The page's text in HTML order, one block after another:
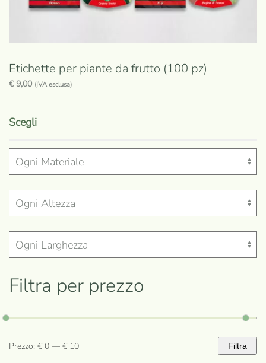
Etichette per piante da frutto (100 pz)
€9,00 (IVA esclusa)
Scegliprodotto
più
varianti.
Le
opzioni
possono
essere
scelte
pagina
prodotto
Filtra per prezzo
Prezzo
Prezzo
Filtra
Prezzo: € 0 — € 10